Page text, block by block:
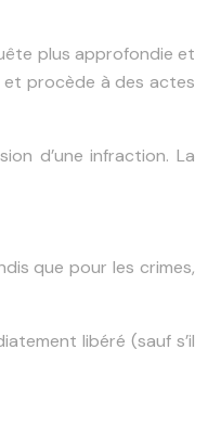
plus approfondie et
et procède à des actes
d’une infraction. La
que pour les crimes,
libéré (sauf s’il